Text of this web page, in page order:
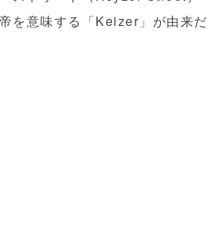
を意味する「Keizer」が由来だ